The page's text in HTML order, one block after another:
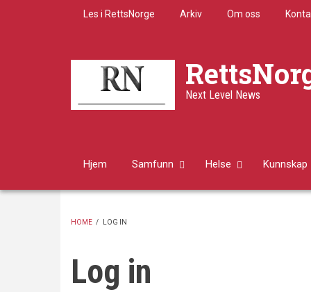
Les i RettsNorge Arkiv Om oss
Next Level News
Hjem Samfunn Helse Kunnskap
HOME / LOG IN
Log in